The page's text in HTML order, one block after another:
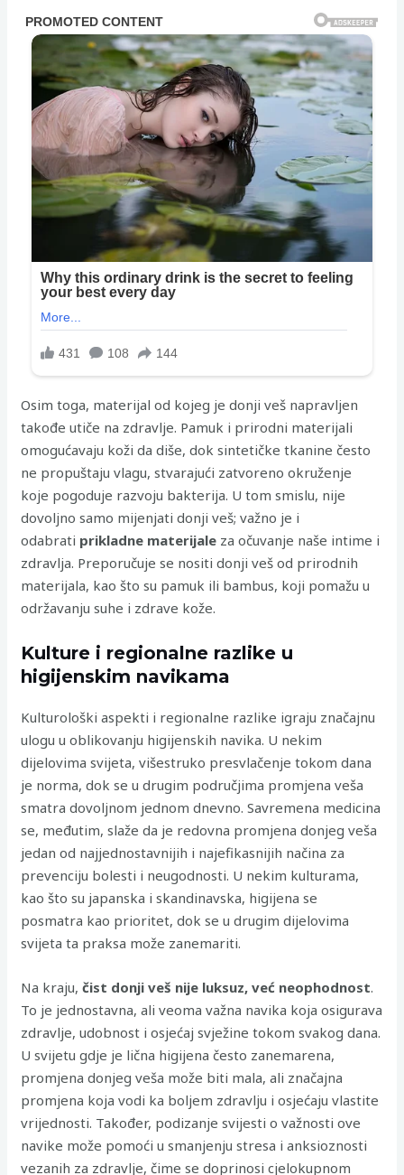
Osim toga, materijal od kojeg je donji veš napravljen
takođe utiče na zdravlje. Pamuk i prirodni materijali
omogućavaju koži da diše, dok sintetičke tkanine često
ne propuštaju vlagu, stvarajući zatvoreno okruženje
koje pogoduje razvoju bakterija. U tom smislu, nije
dovoljno samo mijenjati donji veš; važno je i
odabrati prikladne materijale za očuvanje naše intime i
zdravlja. Preporučuje se nositi donji veš od prirodnih
materijala, kao što su pamuk ili bambus, koji pomažu u
održavanju suhe i zdrave kože.
Kulture i regionalne razlike u
higijenskim navikama
Kulturološki aspekti i regionalne razlike igraju značajnu
ulogu u oblikovanju higijenskih navika. U nekim
dijelovima svijeta, višestruko presvlačenje tokom dana
je norma, dok se u drugim područjima promjena veša
smatra dovoljnom jednom dnevno. Savremena medicina
se, međutim, slaže da je redovna promjena donjeg veša
jedan od najjednostavnijih i najefikasnijih načina za
prevenciju bolesti i neugodnosti. U nekim kulturama,
kao što su japanska i skandinavska, higijena se
posmatra kao prioritet, dok se u drugim dijelovima
svijeta ta praksa može zanemariti.
Na kraju,čist donji veš nije luksuz, već neophodnost.
To je jednostavna, ali veoma važna navika koja osigurava
zdravlje, udobnost i osjećaj svježine tokom svakog dana.
U svijetu gdje je lična higijena često zanemarena,
promjena donjeg veša može biti mala, ali značajna
promjena koja vodi ka boljem zdravlju i osjećaju vlastite
vrijednosti. Također, podizanje svijesti o važnosti ove
navike može pomoći u smanjenju stresa i anksioznosti
vezanih za zdravlje, čime se doprinosi cjelokupnom